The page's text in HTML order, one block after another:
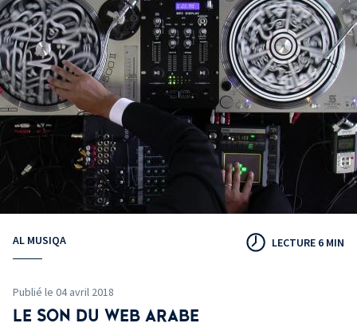
AL MUSIQA LECTURE 6 MIN
Publié le 04 avril 2018
LE SON DU WEB ARABE